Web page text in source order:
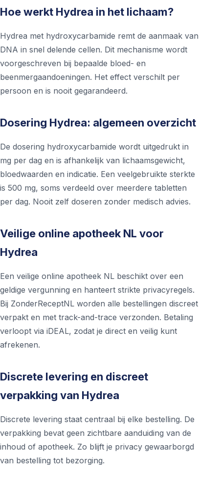
Hoe werkt Hydrea in het lichaam?
Hydrea met hydroxycarbamide remt de aanmaak van
DNA in snel delende cellen. Dit mechanisme wordt
voorgeschreven bij bepaalde bloed- en
beenmergaandoeningen. Het effect verschilt per
persoon en is nooit gegarandeerd.
Dosering Hydrea: algemeen overzicht
De dosering hydroxycarbamide wordt uitgedrukt in
mg per dag en is afhankelijk van lichaamsgewicht,
bloedwaarden en indicatie. Een veelgebruikte sterkte
is 500 mg, soms verdeeld over meerdere tabletten
per dag. Nooit zelf doseren zonder medisch advies.
Veilige online apotheek NL voor
Hydrea
Een veilige online apotheek NL beschikt over een
geldige vergunning en hanteert strikte privacyregels.
Bij ZonderReceptNL worden alle bestellingen discreet
verpakt en met track-and-trace verzonden. Betaling
verloopt via iDEAL, zodat je direct en veilig kunt
afrekenen.
Discrete levering en discreet
verpakking van Hydrea
Discrete levering staat centraal bij elke bestelling. De
verpakking bevat geen zichtbare aanduiding van de
inhoud of apotheek. Zo blijft je privacy gewaarborgd
van bestelling tot bezorging.